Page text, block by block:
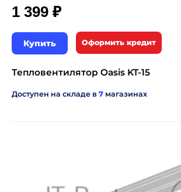
1 399 ₽
Купить Оформить кредит
Тепловентилятор Oasis KT-15
Доступен на складе в 7 магазинах